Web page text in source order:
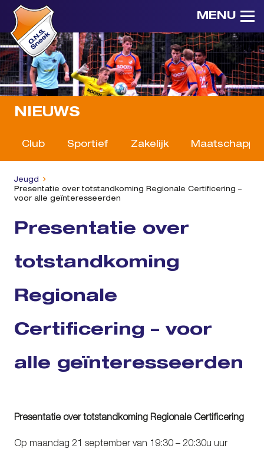
MENU
NIEUWS
Club Sportief Zakelijk
Jeugd
Presentatie over totstandkoming Regionale Certificering –
voor alle geïnteresseerden
Presentatie over
totstandkoming
Regionale
Certificering – voor
alle geïnteresseerden
Presentatie over totstandkoming Regionale Certificering
Op maandag 21 september van 19:30 – 20:30u uur